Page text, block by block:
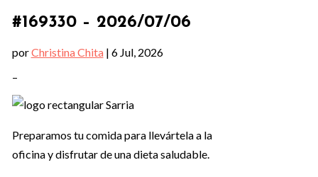
#169330 – 2026/07/06
porChristina Chita| 6 Jul, 2026
–
Preparamos tu comida para llevártela a la
oficina y disfrutar de una dieta saludable.